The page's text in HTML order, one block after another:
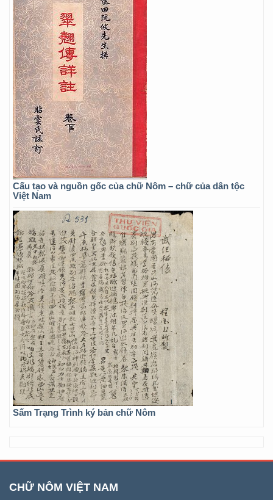
Cấu tạo và nguồn gốc của chữ Nôm – chữ của dân tộc
Việt Nam
Sấm Trạng Trình ký bản chữ Nôm
CHỮ NÔM VIỆT NAM